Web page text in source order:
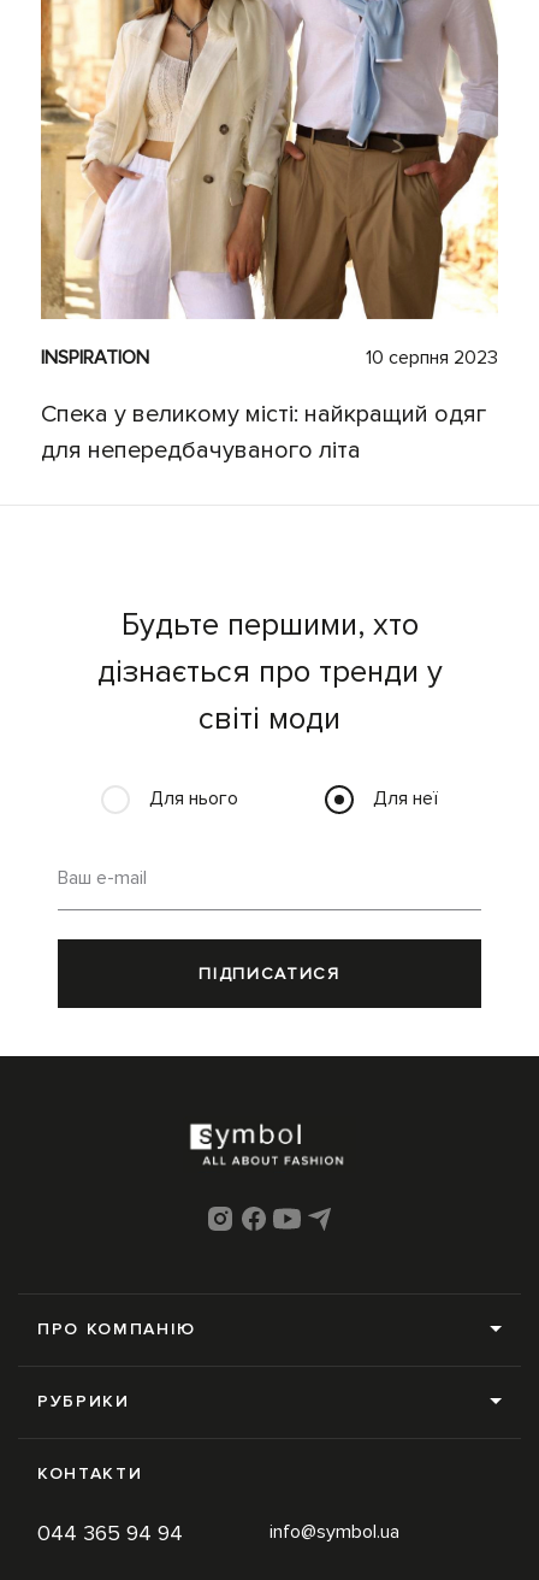
INSPIRATION 10 серпня 2023
Спека у великому місті: найкращий одяг
для непередбачуваного літа
Будьте першими, хто
дізнається про тренди у
світі моди
Для нього Для неї
Ваш e-mail
ПІДПИСАТИСЯ
ПРО КОМПАНІЮ
Контакти
РУБРИКИ
Trends
КОНТАКТИ
044 365 94 94 info@symbol.ua